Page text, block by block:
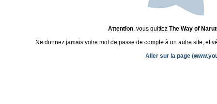
Attention, vous quittez The Way of
Ne donnez jamais votre mot de passe de compte à un autre site, et
Aller sur la page